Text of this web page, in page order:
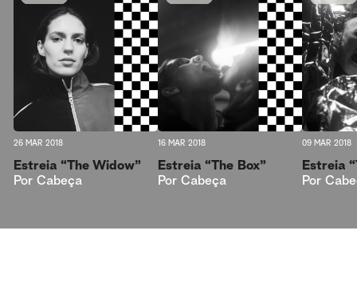
26 MAR 2018
Estreia “The Widow”
Por Cabeça
16 MAR 2018
Estreia “The Box”
Por Cabeça
09 MAR 2018
Estreia
Por